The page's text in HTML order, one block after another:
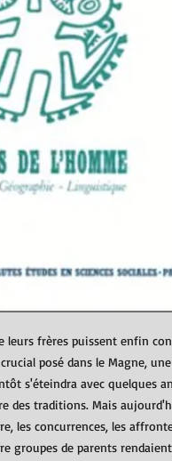
leurs frères puissent enfin
posé dans le Magne,
s'éteindra avec quelques
des traditions. Mais
les concurrences, les
groupes de parents